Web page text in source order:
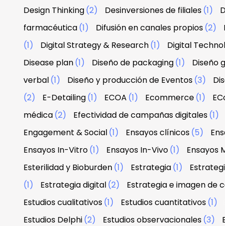
Design Thinking(2) Desinversiones de filiales(1)
farmacéutica(1) Difusión en canales propios(2)
(1)
Digital Strategy & Research(1) Digital
Disease plan(1) Diseño de packaging(1) Diseño
verbal(1) Diseño y producción de Eventos(3)
(2)
E-Detailing(1) ECOA (1) Ecommerce(1)
médica(2) Efectividad de campañas digitales(1)
Engagement & Social(1) Ensayos clínicos(5)
Ensayos In-Vitro(1) Ensayos In-Vivo(1) Ensayos
Esterilidad y Bioburden(1) Estrategia(1)
(1)
Estrategia digital(2) Estrategia e imagen de
Estudios cualitativos(1) Estudios cuantitativos(1)
Estudios Delphi(2) Estudios observacionales(3)